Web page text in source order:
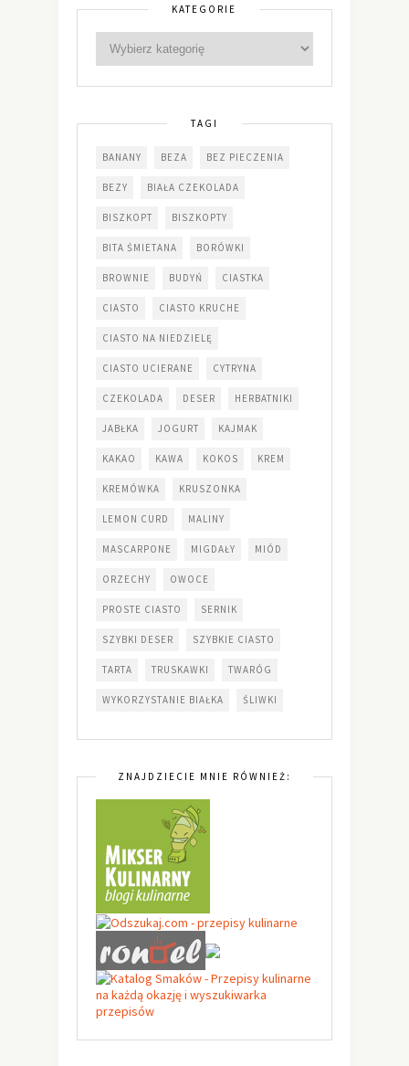
KATEGORIE
TAGI
BANANY BEZA BEZ PIECZENIA
BEZY BIAŁA CZEKOLADA
BISZKOPT BISZKOPTY
BITA ŚMIETANA BORÓWKI
BROWNIE BUDYŃ CIASTKA
CIASTO CIASTO KRUCHE
CIASTO NA NIEDZIELĘ
CIASTO UCIERANE CYTRYNA
CZEKOLADA DESER HERBATNIKI
JABŁKA JOGURT KAJMAK
KAKAO KAWA KOKOS KREM
KREMÓWKA KRUSZONKA
LEMON CURD MALINY
MASCARPONE MIGDAŁY MIÓD
ORZECHY OWOCE
PROSTE CIASTO SERNIK
SZYBKI DESER SZYBKIE CIASTO
TARTA TRUSKAWKI TWARÓG
WYKORZYSTANIE BIAŁKA ŚLIWKI
ZNAJDZIECIE MNIE RÓWNIEŻ: